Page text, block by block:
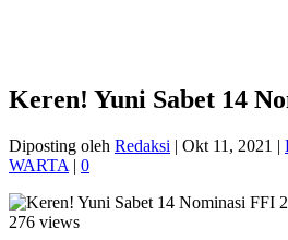
Keren! Yuni Sabet 14
Diposting oleh Redaksi | Okt 11, 2021 |
WARTA | 0
276 views